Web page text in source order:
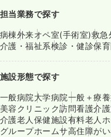
担当業務で探す
病棟外来オペ室(手術室)救急
介護・福祉系検診・健診保
施設形態で探す
一般病院大学病院一般＋療養
美容クリニック訪問看護介
介護老人保健施設有料老人
グループホームサ高住障が